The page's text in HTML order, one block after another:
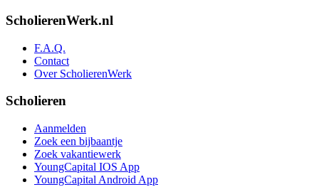
ScholierenWerk.nl
F.A.Q.
Contact
Over ScholierenWerk
Scholieren
Aanmelden
Zoek een bijbaantje
Zoek vakantiewerk
YoungCapital IOS App
YoungCapital Android App